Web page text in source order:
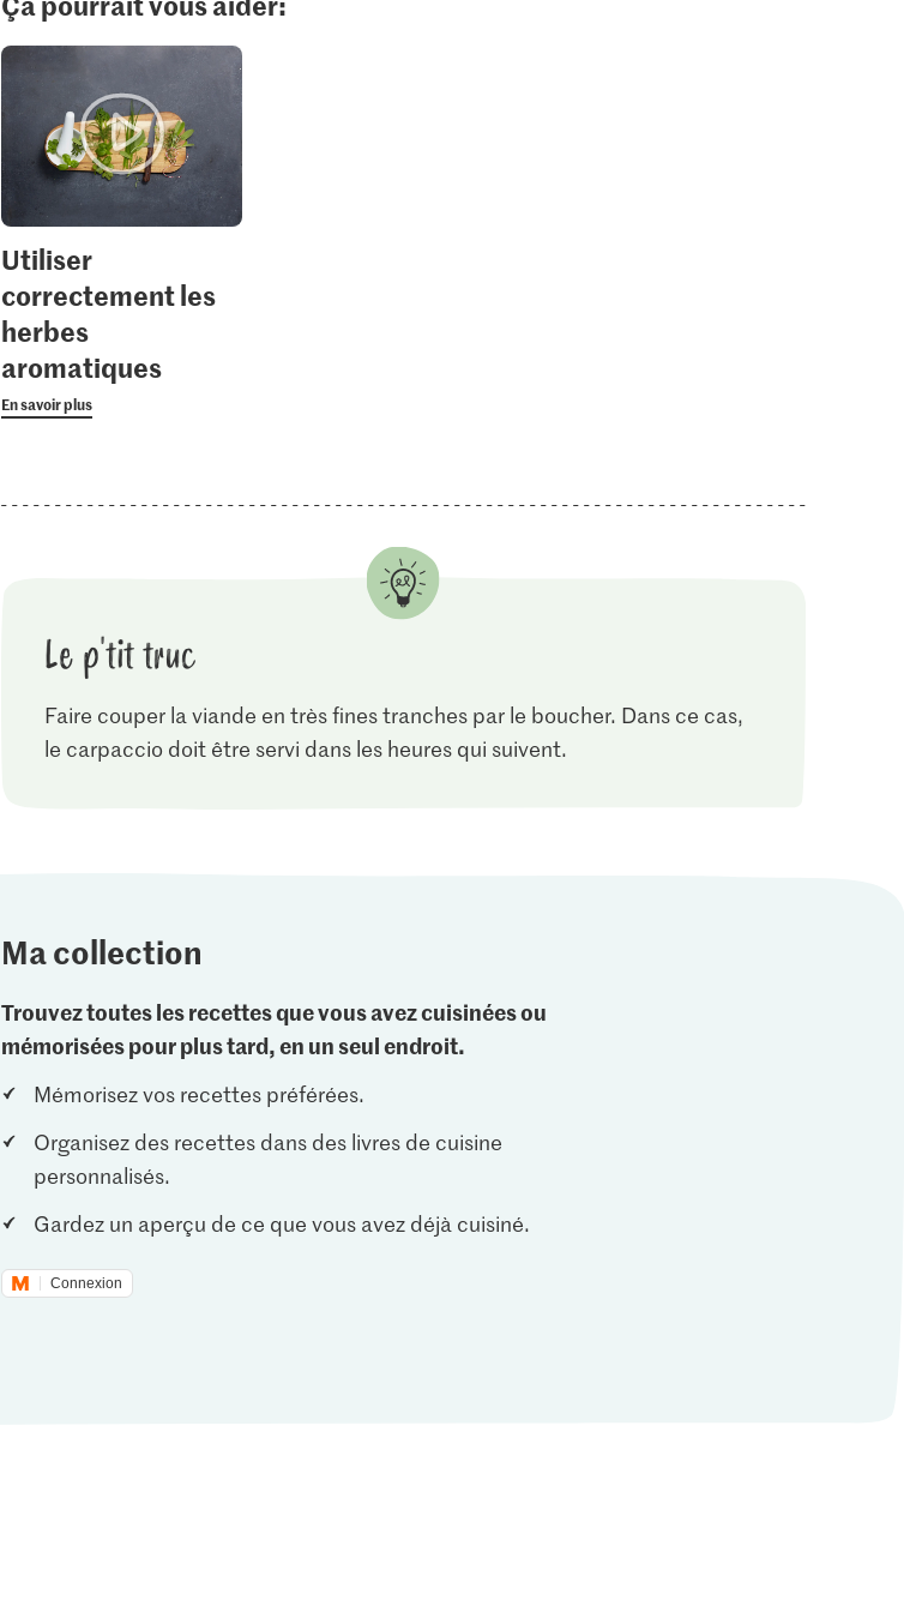
Utiliser
correctement les
herbes
aromatiques
En savoir plus
Le p'tit truc
Faire couper la viande en très fines tranches par le boucher. Dans ce cas,
le carpaccio doit être servi dans les heures qui suivent.
Ma collection
Trouvez toutes les recettes que vous avez cuisinées ou
mémorisées pour plus tard, en un seul endroit.
Mémorisez vos recettes préférées.
Organisez des recettes dans des livres de cuisine
personnalisés.
Gardez un aperçu de ce que vous avez déjà cuisiné.
Connexion